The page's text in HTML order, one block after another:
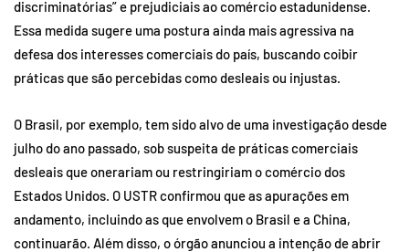
discriminatórias” e prejudiciais ao comércio estadunidense.
Essa medida sugere uma postura ainda mais agressiva na
defesa dos interesses comerciais do país, buscando coibir
práticas que são percebidas como desleais ou injustas.
O Brasil, por exemplo, tem sido alvo de uma investigação desde
julho do ano passado, sob suspeita de práticas comerciais
desleais que onerariam ou restringiriam o comércio dos
Estados Unidos. O USTR confirmou que as apurações em
andamento, incluindo as que envolvem o Brasil e a China,
continuarão. Além disso, o órgão anunciou a intenção de abrir